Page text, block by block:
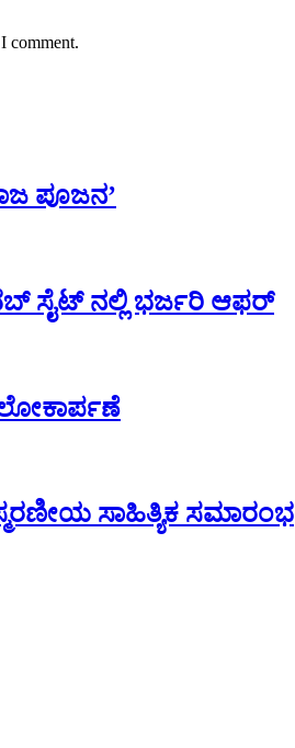
comment.
ಪೂಜನ’
ಸೈಟ್ ನಲ್ಲಿ ಭರ್ಜರಿ ಆಫರ್
ಸಾಹಿತ್ಯಿಕ ಸಮಾರಂಭ